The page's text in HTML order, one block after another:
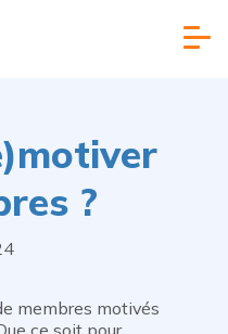
?
membres motivés
ce soit pour